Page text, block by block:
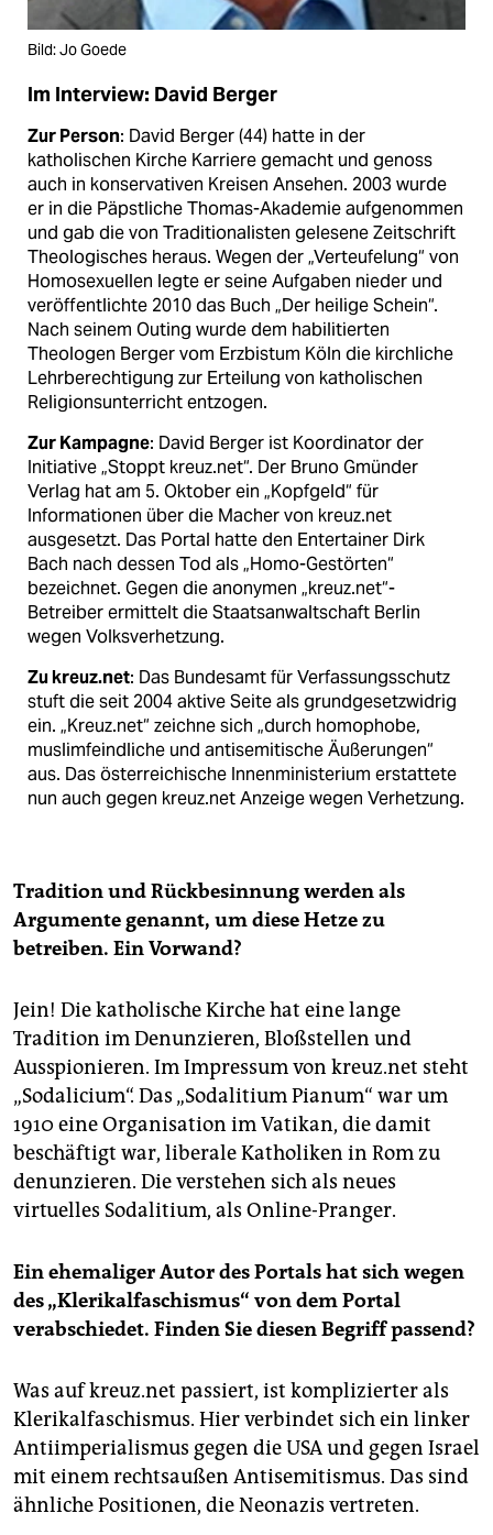
Bild: Jo Goede
Im Interview: David Berger
Zur Person: David Berger (44) hatte in der
katholischen Kirche Karriere gemacht und genoss
auch in konservativen Kreisen Ansehen. 2003 wurde
er in die Päpstliche Thomas-Akademie aufgenommen
und gab die von Traditionalisten gelesene Zeitschrift
Theologisches heraus. Wegen der „Verteufelung“ von
Homosexuellen legte er seine Aufgaben nieder und
veröffentlichte 2010 das Buch „Der heilige Schein“.
Nach seinem Outing wurde dem habilitierten
Theologen Berger vom Erzbistum Köln die kirchliche
Lehrberechtigung zur Erteilung von katholischen
Religionsunterricht entzogen.
Zur Kampagne: David Berger ist Koordinator der
Initiative „Stoppt kreuz.net“. Der Bruno Gmünder
Verlag hat am 5. Oktober ein „Kopfgeld“ für
Informationen über die Macher von kreuz.net
ausgesetzt. Das Portal hatte den Entertainer Dirk
Bach nach dessen Tod als „Homo-Gestörten“
bezeichnet. Gegen die anonymen „kreuz.net“-
Betreiber ermittelt die Staatsanwaltschaft Berlin
wegen Volksverhetzung.
Zu kreuz.net: Das Bundesamt für Verfassungsschutz
stuft die seit 2004 aktive Seite als grundgesetzwidrig
ein. „Kreuz.net“ zeichne sich „durch homophobe,
muslimfeindliche und antisemitische Äußerungen“
aus. Das österreichische Innenministerium erstattete
nun auch gegen kreuz.net Anzeige wegen Verhetzung.
Tradition und Rückbesinnung werden als
Argumente genannt, um diese Hetze zu
betreiben. Ein Vorwand?
Jein! Die katholische Kirche hat eine lange
Tradition im Denunzieren, Bloßstellen und
Ausspionieren. Im Impressum von kreuz.net steht
„Sodalicium“. Das „Sodalitium Pianum“ war um
1910 eine Organisation im Vatikan, die damit
beschäftigt war, liberale Katholiken in Rom zu
denunzieren. Die verstehen sich als neues
virtuelles Sodalitium, als Online-Pranger.
Ein ehemaliger Autor des Portals hat sich wegen
des „Klerikalfaschismus“ von dem Portal
verabschiedet. Finden Sie diesen Begriff passend?
Was auf kreuz.net passiert, ist komplizierter als
Klerikalfaschismus. Hier verbindet sich ein linker
Antiimperialismus gegen die USA und gegen Israel
mit einem rechtsaußen Antisemitismus. Das sind
ähnliche Positionen, die Neonazis vertreten.